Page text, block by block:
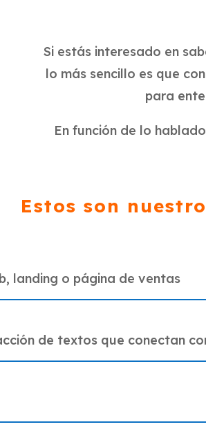
Si estás interesado en
lo más sencillo es que
para
En función de lo
Estos son
landing o página de ventas
de textos que conectan